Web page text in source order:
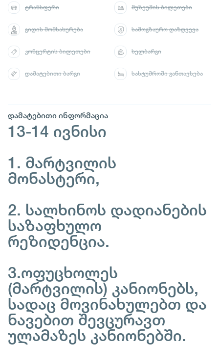
დამატებითი ინფორმაცია
13-14 ივნისი
1. მარტვილის
მონასტერი,
2. სალხინოს დადიანების
საზაფხულო
რეზიდენცია.
3.ოფუცხოლეს
(მარტვილის) კანიონებს,
სადაც მოვინახულებთ და
ნავებით შევცურავთ
ულამაზეს კანიონებში.
ტრანსფერი მუზეუმის ბილეთები
გიდის მომსახურება სამოგზაურო დაზღვევა
კონცერტის ბილეთები ხელბარგი
დამატებითი ბარგი სასტუმროში განთავსება